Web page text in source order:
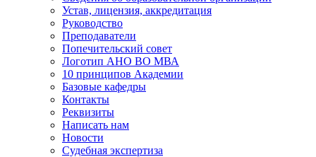
Устав, лицензия, аккредитация
Руководство
Преподаватели
Попечительский совет
Логотип АНО ВО МВА
10 принципов Академии
Базовые кафедры
Контакты
Реквизиты
Написать нам
Новости
Судебная экспертиза